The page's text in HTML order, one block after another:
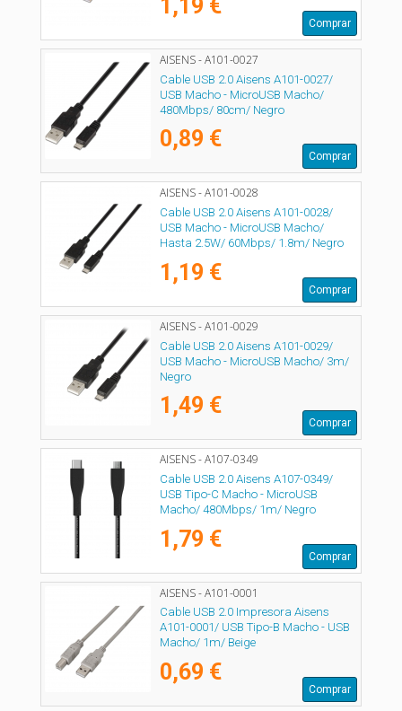
1,19 €
Comprar
AISENS - A101-0027
Cable USB 2.0 Aisens A101-0027/
USB Macho - MicroUSB Macho/
480Mbps/ 80cm/ Negro
0,89 €
Comprar
AISENS - A101-0028
Cable USB 2.0 Aisens A101-0028/
USB Macho - MicroUSB Macho/
Hasta 2.5W/ 60Mbps/ 1.8m/ Negro
1,19 €
Comprar
AISENS - A101-0029
Cable USB 2.0 Aisens A101-0029/
USB Macho - MicroUSB Macho/ 3m/
Negro
1,49 €
Comprar
AISENS - A107-0349
Cable USB 2.0 Aisens A107-0349/
USB Tipo-C Macho - MicroUSB
Macho/ 480Mbps/ 1m/ Negro
1,79 €
Comprar
AISENS - A101-0001
Cable USB 2.0 Impresora Aisens
A101-0001/ USB Tipo-B Macho - USB
Macho/ 1m/ Beige
0,69 €
Comprar